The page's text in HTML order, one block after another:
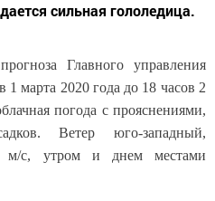
сильная гололедица.
Главного управления
марта 2020 года до 18 часов 2
погода с прояснениями,
Ветер юго-западный,
м/с, утром и днем местами